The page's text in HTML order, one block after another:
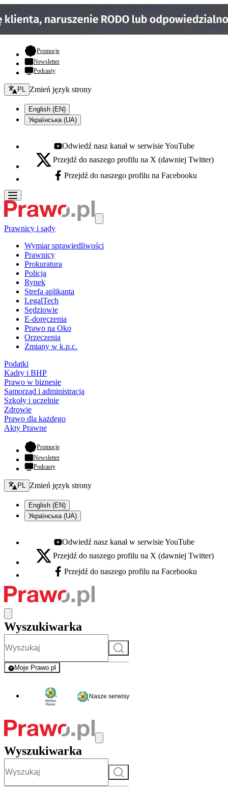
Promocje- otwiera się w nowej karcie
Newsletter
Podcasty
Zmień język - bieżący:
PL Zmień język strony
English (EN)
Українська (UA)
Youtube - otwiera się w nowej karcie
Odwiedź nasz kanał w serwisie YouTube
X - otwiera się w nowej karcie
Przejdź do naszego profilu na X (dawniej Twitter)
Facebook - otwiera się w nowej karcie
Przejdź do naszego profilu na Facebooku
Prawnicy i sądy
Wymiar sprawiedliwości
Prawnicy
Prokuratura
Policja
Rynek
Strefa aplikanta
LegalTech
Sędziowie
E-doręczenia
Prawo na Oko
Orzeczenia
Zmiany w k.p.c.
Podatki
Kadry i BHP
Prawo w biznesie
Samorząd i administracja
Szkoły i uczelnie
Zdrowie
Prawo dla każdego
Akty Prawne
Promocje- otwiera się w nowej karcie
Newsletter
Podcasty
Zmień język - bieżący:
PL Zmień język strony
English (EN)
Українська (UA)
Youtube - otwiera się w nowej karcie
Odwiedź nasz kanał w serwisie YouTube
X - otwiera się w nowej karcie
Przejdź do naszego profilu na X (dawniej Twitter)
Facebook - otwiera się w nowej karcie
Przejdź do naszego profilu na Facebooku
Wyszukiwarka
Szukaj
Moje Prawo.pl
- rejestracja i logowanie do serwisu
Nasze serwisy
Wyszukiwarka
Szukaj